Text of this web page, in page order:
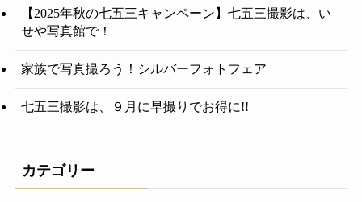
【2025年秋の七五三キャンペーン】七五三撮影は、い
せや写真館で！
家族で写真撮ろう！シルバーフォトフェア
七五三撮影は、９月に早撮りでお得に!!
カテゴリー